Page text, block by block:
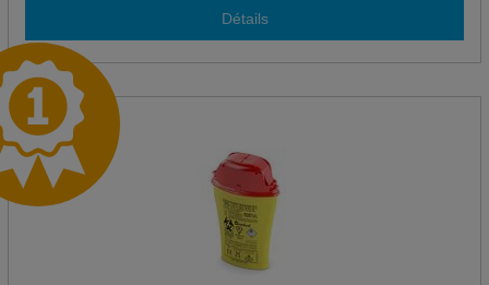
Détails